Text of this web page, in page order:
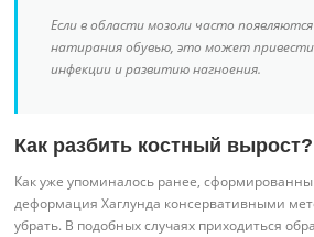
Если в области мозоли часто
натирания обувью, это может
инфекции и развитию нагноения.
Как разбить костный вырост?
Как уже упоминалось ранее,
деформация Хаглунда консервативными
убрать. В подобных случаях приходиться